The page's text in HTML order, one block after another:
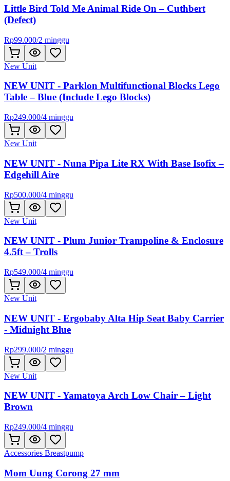
Little Bird Told Me Animal Ride On – Cuthbert
(Defect)
Rp99.000/2 minggu
New Unit
NEW UNIT - Parklon Multifunctional Blocks Lego
Table – Blue (Include Lego Blocks)
Rp249.000/4 minggu
New Unit
NEW UNIT - Nuna Pipa Lite RX With Base Isofix –
Edgehill Aire
Rp500.000/4 minggu
New Unit
NEW UNIT - Plum Junior Trampoline & Enclosure
4.5ft – Trolls
Rp549.000/4 minggu
New Unit
NEW UNIT - Ergobaby Alta Hip Seat Baby Carrier
- Midnight Blue
Rp299.000/2 minggu
New Unit
NEW UNIT - Yamatoya Arch Low Chair – Light
Brown
Rp249.000/4 minggu
Accessories Breastpump
Mom Uung Corong 27 mm